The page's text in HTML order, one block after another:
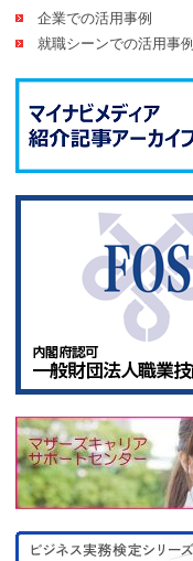
企業での活用事例
就職シーンでの活用事例